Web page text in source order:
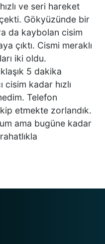
GİRDİ!
YÖNETMEN EZEL
ŞOK OPERASYON!
GÖZALTINA
ÇARPIŞMANIN
SAVRULDU! 5
HASAR GÖRDÜ
ÜYE VE ESNAF
ve seri hareket
Gökyüzünde bir
da kaybolan cisim
çıktı. Cismi meraklı
iki oldu.
5 dakika
kadar hızlı
Telefon
etmekte zorlandık.
ama bugüne kadar